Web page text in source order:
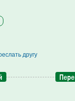
другу